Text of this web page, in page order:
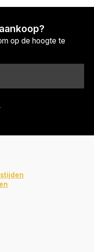
op de hoogte te